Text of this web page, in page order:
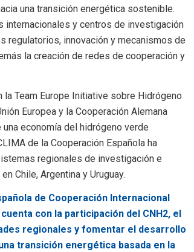
una transición energética sostenible.
internacionales y centros de investigación
regulatorios, innovación y mecanismos de
la creación de redes de cooperación y
Team Europe Initiative sobre Hidrógeno
Europea y la Cooperación Alemana
economía del hidrógeno verde
de la Cooperación Española ha
regionales de investigación e
Chile, Argentina y Uruguay.
de Cooperación Internacional
con la participación del CNH2, el
regionales y fomentar el desarrollo
transición energética basada en la